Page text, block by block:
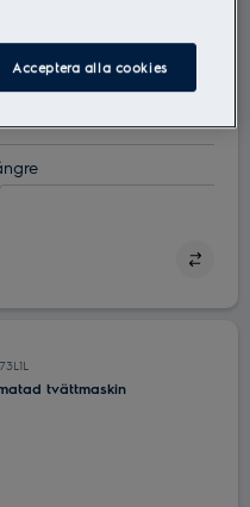
fläckborttagning även vid
energiförbrukningen med
plagget igen för att
tvätt och torkning på
tvättmaskin
Acceptera alla cookies